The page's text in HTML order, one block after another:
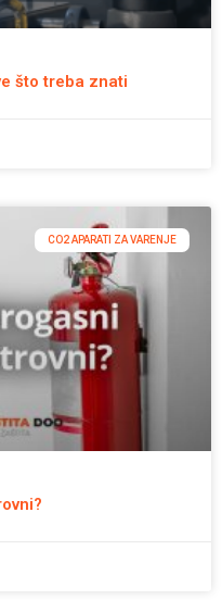
što treba znati
CO2 APARATI ZA VARENJE